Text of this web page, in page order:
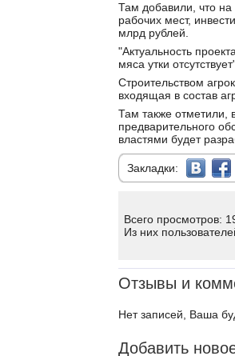
Там добавили, что на
рабочих мест,
млрд рублей.
"Актуальность
мяса утки
Строительством
входящая в состав
Там также отметили,
предварительного
властями будет
Закладки:
Всего просмотров:
Из них
Отзывы и
Нет записей, Ваша
Добавить